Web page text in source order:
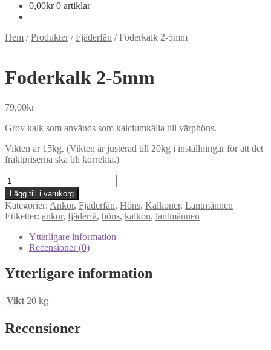
0,00kr 0 artiklar
Hem /Produkter/Fjäderfän /Foderkalk 2-5mm
Foderkalk 2-5mm
79,00kr
Grov kalk som används som kalciumkälla till värphöns.
Vikten är 15kg. (Vikten är justerad till 20kg i inställningar för att det
fraktpriserna ska bli korrekta.)
Foderkalk
2-
5mm
mängd
Lägg till i varukorg
Kategorier: Ankor, Fjäderfän, Höns, Kalkoner, Lantmännen
Etiketter: ankor, fjäderfä, höns, kalkon, lantmännen
Ytterligare information
Recensioner (0)
Ytterligare information
Vikt 20 kg
Recensioner